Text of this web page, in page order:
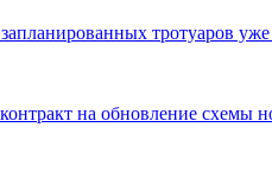
тротуаров
на обновление схемы